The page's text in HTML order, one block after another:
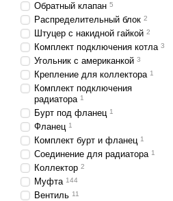
Обратный клапан 5
Распределительный блок 2
Штуцер с накидной гайкой 2
Комплект подключения котла 3
Угольник с американкой 3
Крепление для коллектора 1
Комплект подключения
радиатора 1
Бурт под фланец 1
Фланец 1
Комплект бурт и фланец 1
Соединение для радиатора 1
Коллектор 2
Муфта 144
Вентиль 11